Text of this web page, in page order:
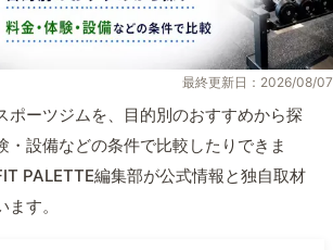
最終更新日：2026/08/07
ポーツジムを、目的別のおすすめから探
・設備などの条件で比較したりできま
PALETTE編集部が公式情報と独自取材
す。